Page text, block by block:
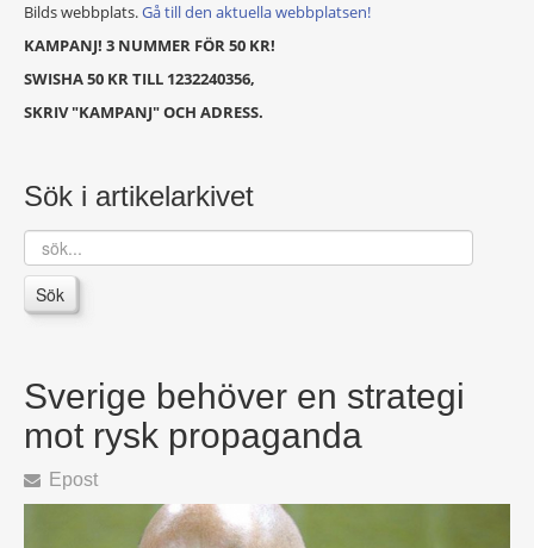
Bilds webbplats.Gå till den aktuella webbplatsen!
KAMPANJ! 3 NUMMER FÖR 50 KR!
SWISHA 50 KR TILL 1232240356,
SKRIV "KAMPANJ" OCH ADRESS.
Sök i artikelarkivet
sök...
Sök
Sverige behöver en strategi
mot rysk propaganda
Epost